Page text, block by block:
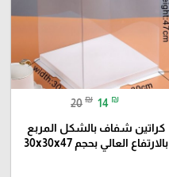
20 ₪ 14 ₪
كراتين شفاف بالشكل المربع
بالارتفاع العالي بحجم 30x30x47